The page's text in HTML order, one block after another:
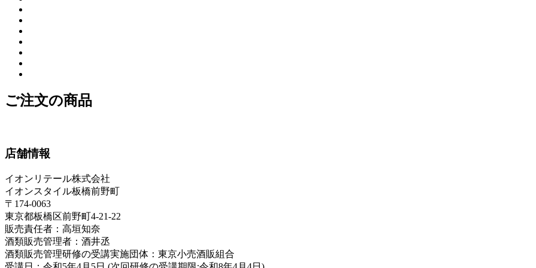
ご注文の商品
店舗情報
イオンリテール株式会社
イオンスタイル板橋前野町
〒174-0063
東京都板橋区前野町4-21-22
販売責任者：高垣知奈
酒類販売管理者：酒井丞
酒類販売管理研修の受講実施団体：東京小売酒販組合